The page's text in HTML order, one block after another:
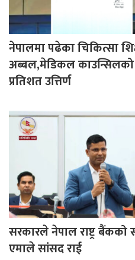
नेपालमा पढेका चिकित्सा
अब्बल,मेडिकल काउन्सिलको
प्रतिशत उत्तिर्ण
सरकारले नेपाल राष्ट्र बैंकको
एमाले सांसद राई